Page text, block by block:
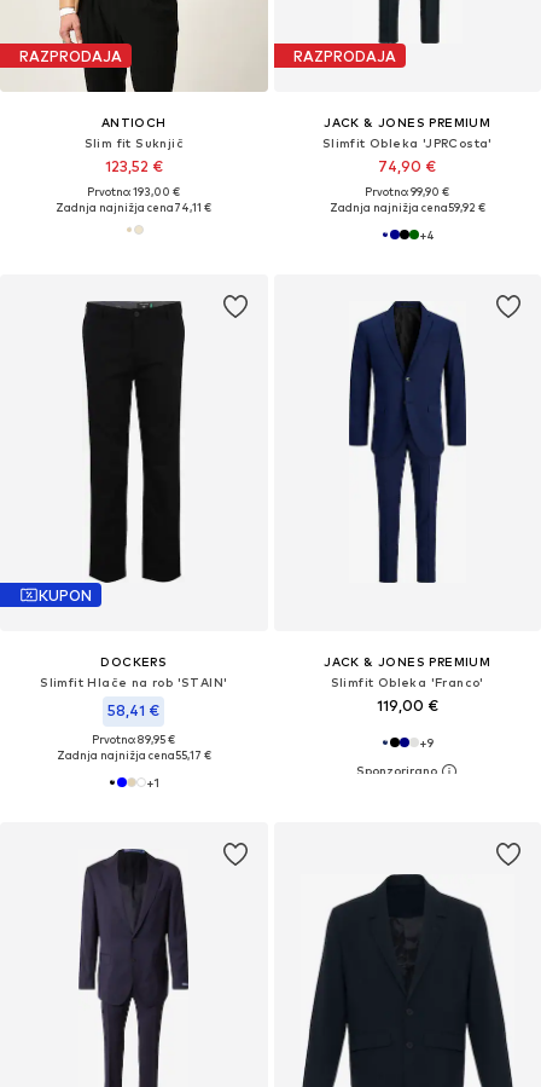
RAZPRODAJA
ANTIOCH
Slim fit Suknjič
123,52 €
Prvotno: 193,00 €
Zadnja najnižja cena74,11 €
RAZPRODAJA
JACK & JONES PREMIUM
Slimfit Obleka 'JPRCosta'
74,90 €
Prvotno: 99,90 €
Zadnja najnižja cena59,92 €
+4
KUPON
DOCKERS
Slimfit Hlače na rob 'STAIN'
58,41 €
Prvotno: 89,95 €
Zadnja najnižja cena55,17 €
+1
JACK & JONES PREMIUM
Slimfit Obleka 'Franco'
119,00 €
+9